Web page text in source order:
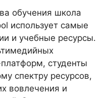
обучения школа
использует самые
и учебные ресурсы.
студенты
спектру ресурсов,
вовлечения и